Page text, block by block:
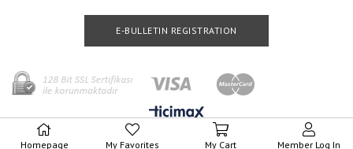
E-BULLETIN REGISTRATION
Homepage My Favorites My Cart Member Log In